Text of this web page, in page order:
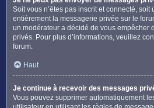
Soit vous n’êtes pas inscrit et connecté,
entièrement la messagerie privée sur le
un modérateur a décidé de vous empêcher
privés. Pour plus d’informations, veuillez
forum.
Haut
Je continue à recevoir des messages
Vous pouvez supprimer automatiquement